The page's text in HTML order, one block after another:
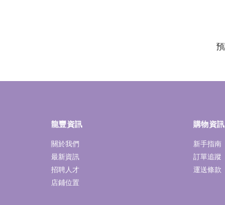
龍豐資訊
關於我們
最新資訊
招聘人才
店鋪位置
購物資訊
新手指南
訂單追蹤
運送條款